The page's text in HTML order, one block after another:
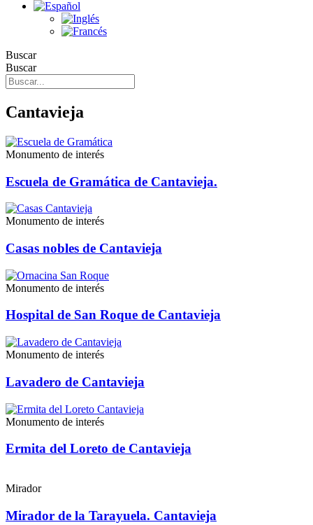
Buscar
Buscar
Cantavieja
Monumento de interés
Escuela de Gramática de Cantavieja.
Monumento de interés
Casas nobles de Cantavieja
Monumento de interés
Hospital de San Roque de Cantavieja
Monumento de interés
Lavadero de Cantavieja
Monumento de interés
Ermita del Loreto de Cantavieja
Mirador
Mirador de la Tarayuela. Cantavieja